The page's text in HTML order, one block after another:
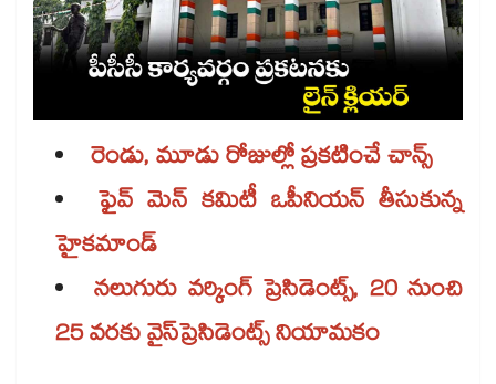
రెండు, మూడు రోజుల్లో ప్రకటించే చాన్స్​
ఫైవ్ మెన్ కమిటీ ఒపీనియన్​ తీసుకున్న
హైకమాండ్
నలుగురు వర్కింగ్ ప్రెసిడెంట్స్, 20 నుంచి
25 వరకు వైస్​ప్రెసిడెంట్స్​ నియామకం